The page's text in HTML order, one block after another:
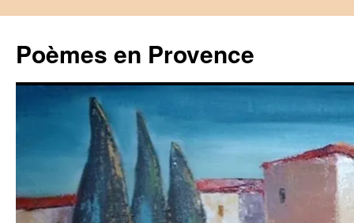
contenu
Poèmes en Provence